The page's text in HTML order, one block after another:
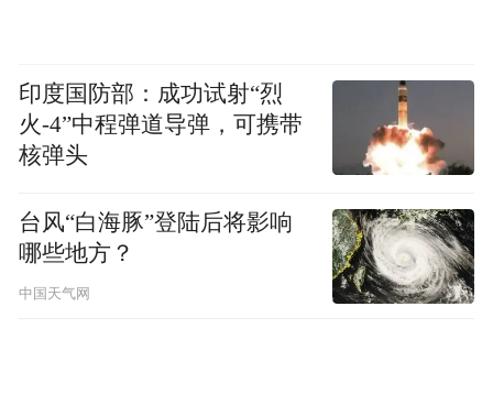
印度国防部：成功试射“烈
火-4”中程弹道导弹，可携带
核弹头
台风“白海豚”登陆后将影响
哪些地方？
中国天气网